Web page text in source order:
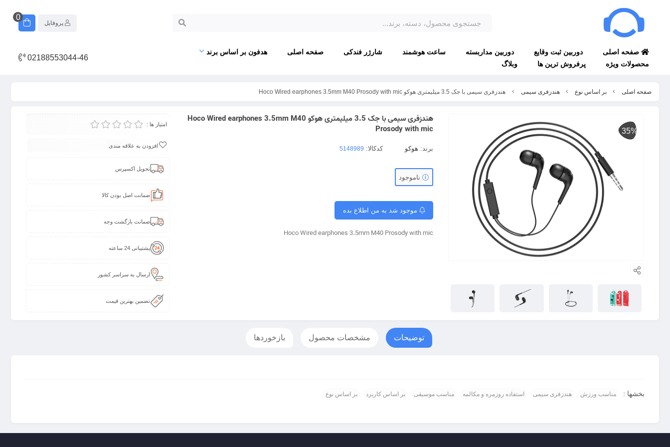
0
صفحه اصلی دوربین ثبت وقایع دوربین مداربسته ساعت هوشمند شارژر فندکی صفحه اصلی
هدفون بر اساس برند
محصولات ویژه
پرفروش ترین ها وبلاگ
02188553044-46
صفحه اصلی بر اساس نوع هندزفری سیمی هندزفری سیمی با جک 3.5 میلیمتری هوکو Hoco Wired earphones 3.5mm M40 Prosody with mic
35%
هندزفری سیمی با جک 3.5 میلیمتری هوکو Hoco Wired earphones 3.5mm M40
Prosody with mic
برند: هوکو کدکالا:
ناموجود
موجود شد به من اطلاع بده
Hoco Wired earphones 3.5mm M40 Prosody with mic
امتیاز ها :
افزودن به علاقه مندی
تحویل اکسپرس
ضمانت اصل بودن کالا
ضمانت بازگشت وجه
پشتیبانی 24 ساعته
ارسال به سراسر کشور
تضمین بهترین قیمت
توضیحات مشخصات محصول بازخوردها
بخشها : مناسب ورزش هندزفری سیمی استفاده روزمره و مکالمه مناسب موسیقی بر اساس کاربرد بر اساس نوع